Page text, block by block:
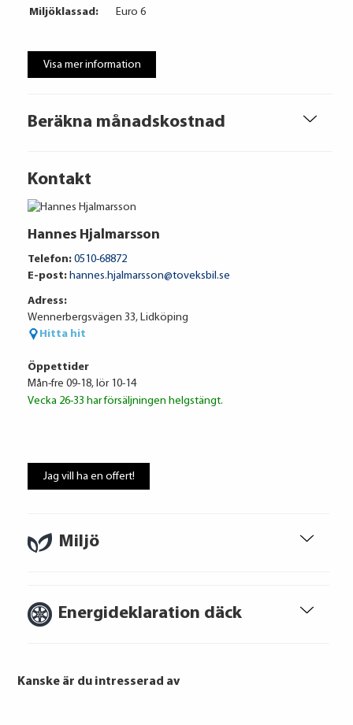
Miljö
Energideklaration däck
Beräkna månadskostnad
Volkswagen Financial Services
Ränta
Det kan leda till svårigheter att få hyra
Miljöklassad: Euro 6
Visa mer information
Kontakt
Hannes Hjalmarsson
Telefon: 0510-68872
E-post: hannes.hjalmarsson@toveksbil.se
Adress:
Wennerbergsvägen 33, Lidköping
Hitta hit
Öppettider
Mån-fre 09-18, lör 10-14
Vecka 26-33 har försäljningen helgstängt.
Jag vill ha en offert!
Kanske är du intresserad av